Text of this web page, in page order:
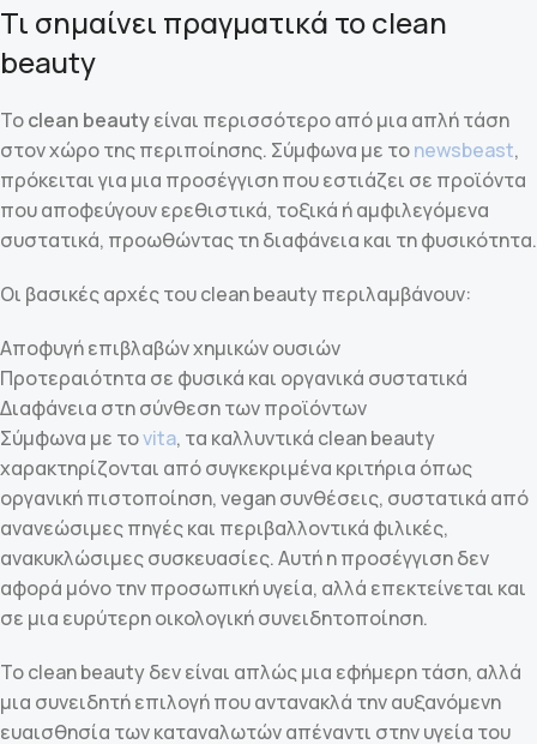
Τι σημαίνει πραγματικά το clean
beauty
Τοclean beautyείναι περισσότερο από μια απλή τάση
στον χώρο της περιποίησης. Σύμφωνα με τοnewsbeast,
πρόκειται για μια προσέγγιση που εστιάζει σε προϊόντα
που αποφεύγουν ερεθιστικά, τοξικά ή αμφιλεγόμενα
συστατικά, προωθώντας τη διαφάνεια και τη φυσικότητα.
Οι βασικές αρχές του clean beauty περιλαμβάνουν:
Αποφυγή επιβλαβών χημικών ουσιών
Προτεραιότητα σε φυσικά και οργανικά συστατικά
Διαφάνεια στη σύνθεση των προϊόντων
Σύμφωνα με τοvita, τα καλλυντικά clean beauty
χαρακτηρίζονται από συγκεκριμένα κριτήρια όπως
οργανική πιστοποίηση, vegan συνθέσεις, συστατικά από
ανανεώσιμες πηγές και περιβαλλοντικά φιλικές,
ανακυκλώσιμες συσκευασίες. Αυτή η προσέγγιση δεν
αφορά μόνο την προσωπική υγεία, αλλά επεκτείνεται και
σε μια ευρύτερη οικολογική συνειδητοποίηση.
Το clean beauty δεν είναι απλώς μια εφήμερη τάση, αλλά
μια συνειδητή επιλογή που αντανακλά την αυξανόμενη
ευαισθησία των καταναλωτών απέναντι στην υγεία του